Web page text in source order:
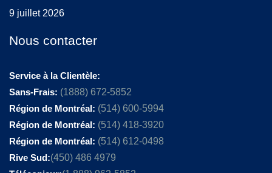
9 juillet 2026
Nous contacter
Service à la Clientèle:
Sans-Frais: (1888) 672-5852
Région de Montréal: (514) 600-5994
Région de Montréal: (514) 418-3920
Région de Montréal: (514) 612-0498
Rive Sud:(450) 486 4979